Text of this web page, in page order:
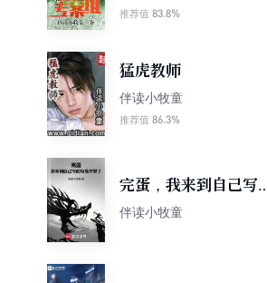
推荐值 83.8%
猛虎教师
伴读小牧童
推荐值 86.3%
完蛋，我来到自己写的
垃圾书里了
伴读小牧童